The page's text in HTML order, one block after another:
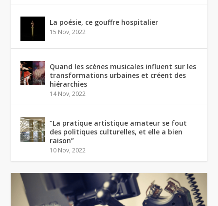
La poésie, ce gouffre hospitalier
15 Nov, 2022
Quand les scènes musicales influent sur les
transformations urbaines et créent des
hiérarchies
14 Nov, 2022
“La pratique artistique amateur se fout
des politiques culturelles, et elle a bien
raison”
10 Nov, 2022